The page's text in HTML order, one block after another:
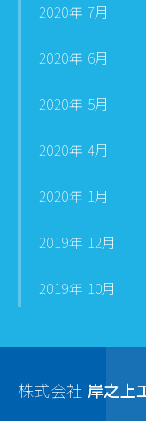
2020年 7月
2020年 6月
2020年 5月
2020年 4月
2020年 1月
2019年 12月
2019年 10月
株式会社 岸之上